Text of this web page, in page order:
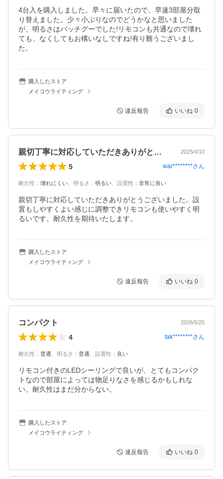
4台入を購入しました。早々に届いたので、早速3部屋分取
り替えました。少々小ぶりなのでどうかなと思いました
が、明るさはバッチグーでした!リモコンも共通なので壊れ
ても、なくしてもお構いなしですね!有り難うございまし
た。
購入したストア
メイコウライティング
違反報告 いいね 0
親切丁寧に対応していただきありがとうご… 2025/4/10
5 war********さん
耐久性 ： 壊れにくい 明るさ ： 明るい 設置性 ： 非常に良い
親切丁寧に対応していただきありがとうございました。設
置もしやすくよい感じに調整できリモコンも使いやすく明
るいです。耐久性を期待いたします。
購入したストア
メイコウライティング
違反報告 いいね 0
コンパクト 2026/5/25
4 tak********さん
耐久性 ： 普通 明るさ ： 普通 設置性 ： 良い
リモコン付きのLEDシーリングで良いが、とてもコンパク
トなので部屋によっては物足りなさを感じるかもしれな
い。耐久性はまだ分からない。
購入したストア
メイコウライティング
違反報告 いいね 0